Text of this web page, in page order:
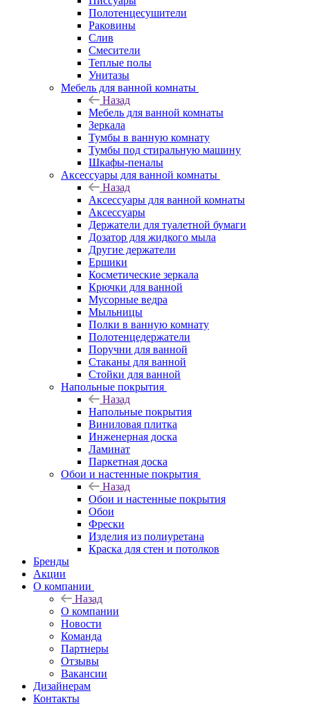
Полотенцесушители
Раковины
Слив
Смесители
Теплые полы
Унитазы
Мебель для ванной комнаты
Назад
Мебель для ванной комнаты
Зеркала
Тумбы в ванную комнату
Тумбы под стиральную машину
Шкафы-пеналы
Аксессуары для ванной комнаты
Назад
Аксессуары для ванной комнаты
Аксессуары
Держатели для туалетной бумаги
Дозатор для жидкого мыла
Другие держатели
Ершики
Косметические зеркала
Крючки для ванной
Мусорные ведра
Мыльницы
Полки в ванную комнату
Полотенцедержатели
Поручни для ванной
Стаканы для ванной
Стойки для ванной
Напольные покрытия
Назад
Напольные покрытия
Виниловая плитка
Инженерная доска
Ламинат
Паркетная доска
Обои и настенные покрытия
Назад
Обои и настенные покрытия
Обои
Фрески
Изделия из полиуретана
Краска для стен и потолков
Бренды
Акции
О компании
Назад
О компании
Новости
Команда
Партнеры
Отзывы
Вакансии
Дизайнерам
Контакты